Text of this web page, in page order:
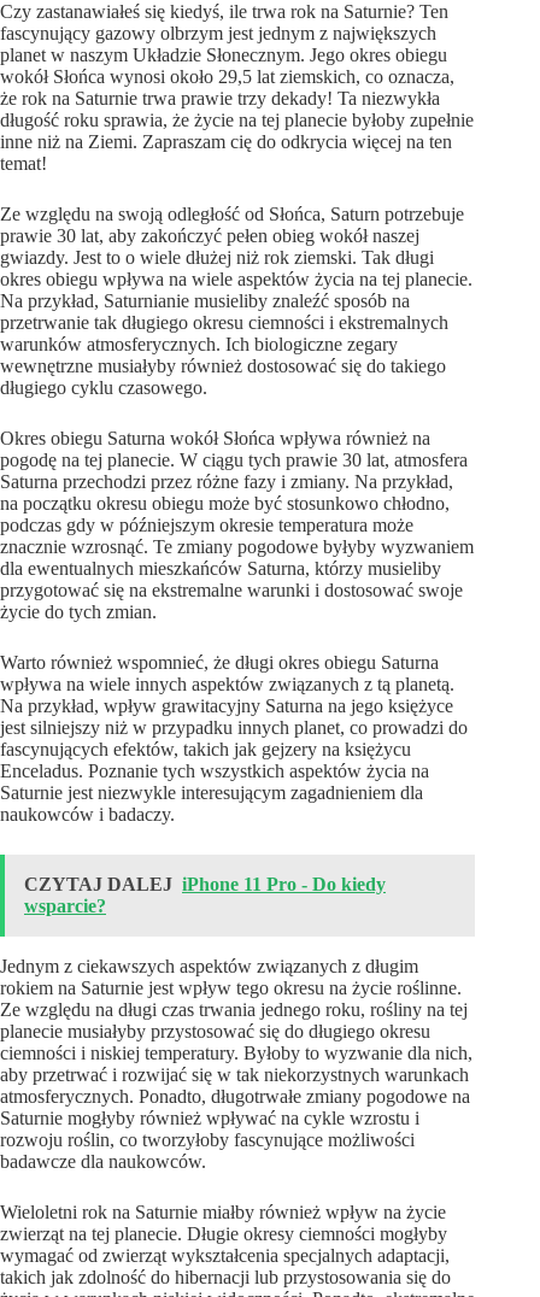
Czy zastanawiałeś się kiedyś, ile trwa rok na Saturnie? Ten
fascynujący gazowy olbrzym jest jednym z największych
planet w naszym Układzie Słonecznym. Jego okres obiegu
wokół Słońca wynosi około 29,5 lat ziemskich, co oznacza,
że rok na Saturnie trwa prawie trzy dekady! Ta niezwykła
długość roku sprawia, że życie na tej planecie byłoby zupełnie
inne niż na Ziemi. Zapraszam cię do odkrycia więcej na ten
temat!
Ze względu na swoją odległość od Słońca, Saturn potrzebuje
prawie 30 lat, aby zakończyć pełen obieg wokół naszej
gwiazdy. Jest to o wiele dłużej niż rok ziemski. Tak długi
okres obiegu wpływa na wiele aspektów życia na tej planecie.
Na przykład, Saturnianie musieliby znaleźć sposób na
przetrwanie tak długiego okresu ciemności i ekstremalnych
warunków atmosferycznych. Ich biologiczne zegary
wewnętrzne musiałyby również dostosować się do takiego
długiego cyklu czasowego.
Okres obiegu Saturna wokół Słońca wpływa również na
pogodę na tej planecie. W ciągu tych prawie 30 lat, atmosfera
Saturna przechodzi przez różne fazy i zmiany. Na przykład,
na początku okresu obiegu może być stosunkowo chłodno,
podczas gdy w późniejszym okresie temperatura może
znacznie wzrosnąć. Te zmiany pogodowe byłyby wyzwaniem
dla ewentualnych mieszkańców Saturna, którzy musieliby
przygotować się na ekstremalne warunki i dostosować swoje
życie do tych zmian.
Warto również wspomnieć, że długi okres obiegu Saturna
wpływa na wiele innych aspektów związanych z tą planetą.
Na przykład, wpływ grawitacyjny Saturna na jego księżyce
jest silniejszy niż w przypadku innych planet, co prowadzi do
fascynujących efektów, takich jak gejzery na księżycu
Enceladus. Poznanie tych wszystkich aspektów życia na
Saturnie jest niezwykle interesującym zagadnieniem dla
naukowców i badaczy.
CZYTAJ DALEJ iPhone 11 Pro - Do kiedy
wsparcie?
Jednym z ciekawszych aspektów związanych z długim
rokiem na Saturnie jest wpływ tego okresu na życie roślinne.
Ze względu na długi czas trwania jednego roku, rośliny na tej
planecie musiałyby przystosować się do długiego okresu
ciemności i niskiej temperatury. Byłoby to wyzwanie dla nich,
aby przetrwać i rozwijać się w tak niekorzystnych warunkach
atmosferycznych. Ponadto, długotrwałe zmiany pogodowe na
Saturnie mogłyby również wpływać na cykle wzrostu i
rozwoju roślin, co tworzyłoby fascynujące możliwości
badawcze dla naukowców.
Wieloletni rok na Saturnie miałby również wpływ na życie
zwierząt na tej planecie. Długie okresy ciemności mogłyby
wymagać od zwierząt wykształcenia specjalnych adaptacji,
takich jak zdolność do hibernacji lub przystosowania się do